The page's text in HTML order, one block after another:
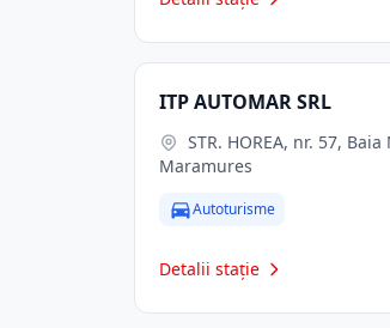
ITP AUTOMAR SRL
Maramures
Autoturisme
Detalii stație